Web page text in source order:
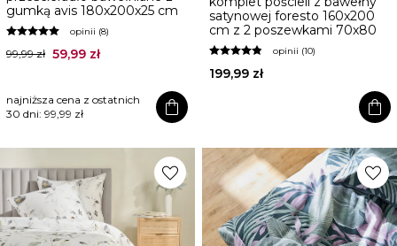
gumką avis 180x200x25 cm
opinii (8)
99,99 zł 59,99 zł
najniższa cena z ostatnich
30 dni: 99,99 zł shopping_bag
satynowej foresto 160x200
cm z 2 poszewkami 70x80
opinii (10)
199,99 zł
shopping_bag
favorite favorite